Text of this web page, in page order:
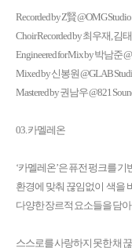
Recorded by Z賢 @OMG Studio
Choir Recorded by 최우재, 김
Engineered for Mix by 박남준
Mixed by 신봉원 @GLAB
Mastered by 권남우 @821
03. 카멜레온
‘카멜레온’은 퓨전 펑크를
환경에 맞춰 끊임없이 색을
다양한 장르적 요소들을 담
스스로를 사랑하지 못한 채